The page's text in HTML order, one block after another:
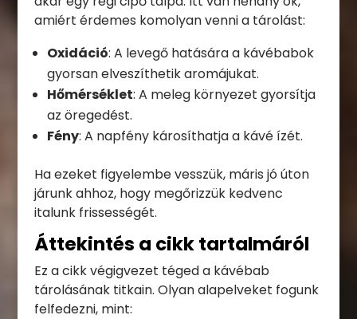
amiért érdemes komolyan venni a tárolást:
Oxidáció: A levegő hatására a kávébabok
gyorsan elveszíthetik aromájukat.
Hőmérséklet: A meleg környezet gyorsítja
az öregedést.
Fény: A napfény károsíthatja a kávé ízét.
Ha ezeket figyelembe vesszük, máris jó úton
járunk ahhoz, hogy megőrizzük kedvenc
italunk frissességét.
Áttekintés a cikk tartalmáról
Ez a cikk végigvezet téged a kávébab
tárolásának titkain. Olyan alapelveket fogunk
felfedezni, mint: